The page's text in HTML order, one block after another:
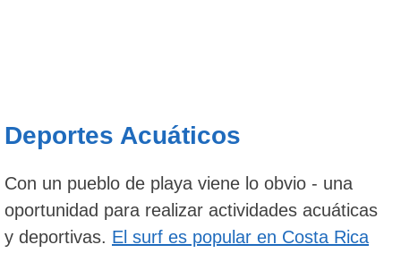
Deportes Acuáticos
Con un pueblo de playa viene lo obvio - una
oportunidad para realizar actividades acuáticas
y deportivas. El surf es popular en Costa Rica